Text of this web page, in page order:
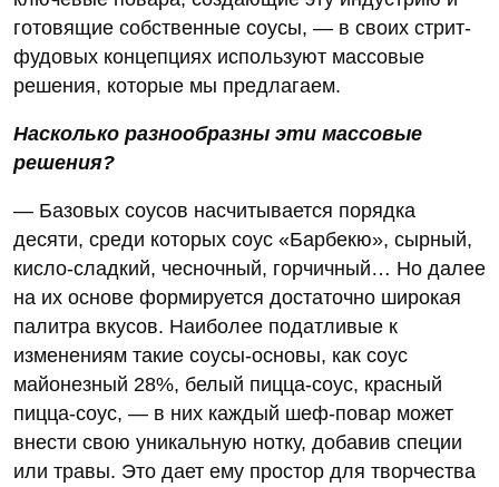
готовящие собственные соусы, — в своих стрит-
фудовых концепциях используют массовые
решения, которые мы предлагаем.
Насколько разнообразны эти массовые
решения?
— Базовых соусов насчитывается порядка
десяти, среди которых соус «Барбекю», сырный,
кисло-сладкий, чесночный, горчичный… Но далее
на их основе формируется достаточно широкая
палитра вкусов. Наиболее податливые к
изменениям такие соусы-основы, как соус
майонезный 28%, белый пицца-соус, красный
пицца-соус, — в них каждый шеф-повар может
внести свою уникальную нотку, добавив специи
или травы. Это дает ему простор для творчества